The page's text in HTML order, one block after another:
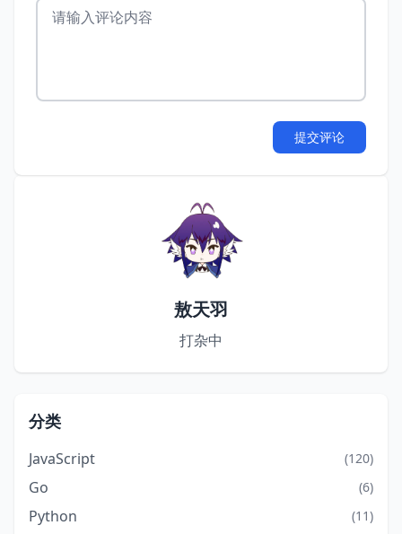
提交评论
敖天羽
打杂中
分类
JavaScript (120)
Go (6)
Python (11)